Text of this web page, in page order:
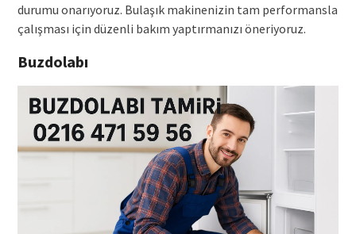
durumu onarıyoruz. Bulaşık makinenizin tam performansla
çalışması için düzenli bakım yaptırmanızı öneriyoruz.
Buzdolabı